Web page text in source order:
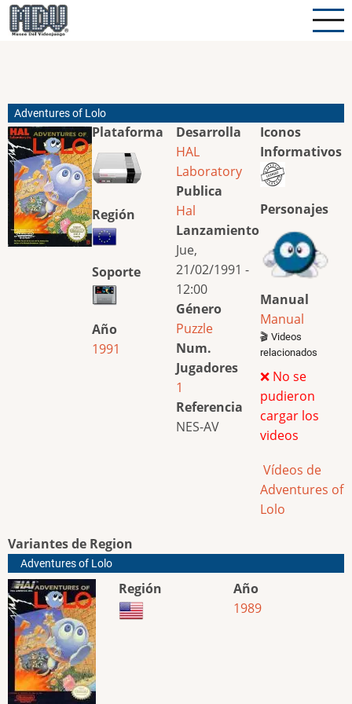
Pasar
al
Adventures of Lolo
Plataforma
Región
Soporte
Año
1991
Desarrolla
HAL
Laboratory
Publica
Hal
Lanzamiento
Jue,
21/02/1991 -
12:00
Género
Puzzle
Num.
Jugadores
1
Referencia
NES-AV
Iconos
Informativos
Personajes
Manual
Manual
🎬 Videos
relacionados
❌ No se
pudieron
cargar los
videos
Vídeos de
Adventures of
Lolo
Variantes de Region
Adventures of Lolo
Región
Año
1989